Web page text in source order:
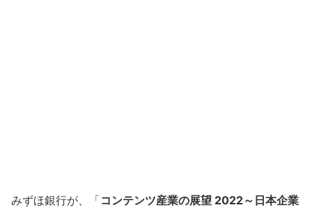
みずほ銀行が、「コンテンツ産業の展望 2022～日本企業